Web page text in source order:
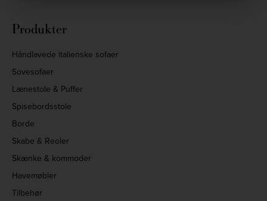
Produkter
Håndlavede italienske sofaer
Sovesofaer
Lænestole & Puffer
Spisebordsstole
Borde
Skabe & Reoler
Skænke & kommoder
Havemøbler
Tilbehør